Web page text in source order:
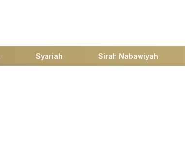
Syariah Sirah Nabawiyah